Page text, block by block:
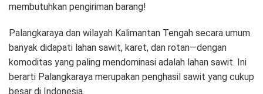
membutuhkan pengiriman barang!
Palangkaraya dan wilayah Kalimantan Tengah secara umum
banyak didapati lahan sawit, karet, dan rotan—dengan
komoditas yang paling mendominasi adalah lahan sawit. Ini
berarti Palangkaraya merupakan penghasil sawit yang cukup
besar di Indonesia.